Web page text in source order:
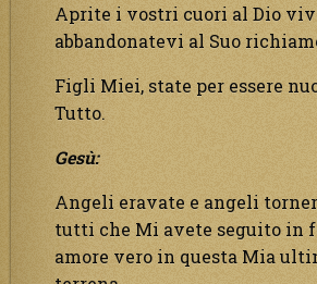
Aprite i vostri cuori al Dio
abbandonatevi al Suo
Figli Miei, state per essere
Tutto.
Gesù:
Angeli eravate e angeli
tutti che Mi avete seguito in
amore vero in questa Mia